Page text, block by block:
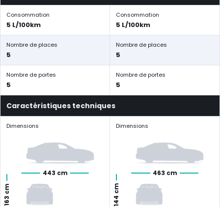
Consommation
5 L/100km
Consommation
5 L/100km
Nombre de places
5
Nombre de places
5
Nombre de portes
5
Nombre de portes
5
Caractéristiques techniques
Dimensions
443 cm
163 cm
Dimensions
463 cm
144 cm